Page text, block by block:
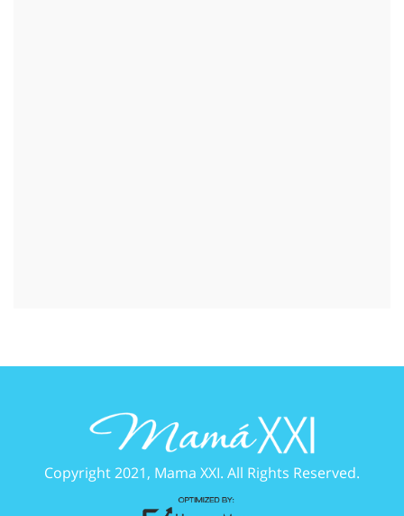
Copyright 2021, Mama XXI. All Rights Reserved.